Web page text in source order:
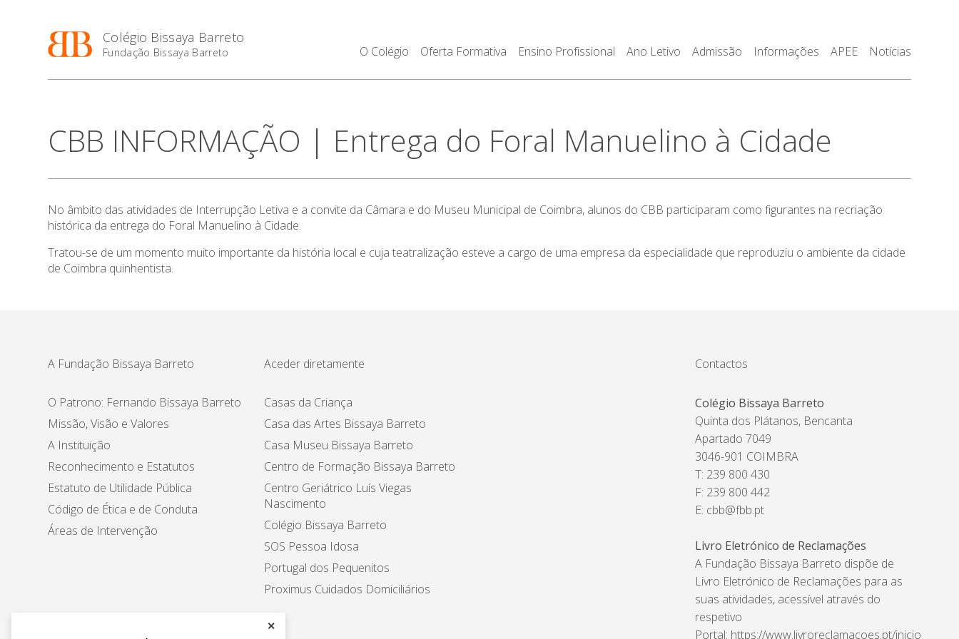
✕
Colégio Bissaya Barreto
Fundação Bissaya Barreto O Colégio Oferta Formativa Ensino Profissional Ano Letivo Admissão Informações APEE Notícias
CBB INFORMAÇÃO | Entrega do Foral Manuelino à Cidade
No âmbito das atividades de Interrupção Letiva e a convite da Câmara e do Museu Municipal de Coimbra, alunos do CBB participaram como figurantes na recriação
histórica da entrega do Foral Manuelino à Cidade.
Tratou-se de um momento muito importante da história local e cuja teatralização esteve a cargo de uma empresa da especialidade que reproduziu o ambiente da cidade
de Coimbra quinhentista.
A Fundação Bissaya Barreto
O Patrono: Fernando Bissaya Barreto
Missão, Visão e Valores
A Instituição
Reconhecimento e Estatutos
Estatuto de Utilidade Pública
Código de Ética e de Conduta
Áreas de Intervenção
Aceder diretamente
Casas da Criança
Casa das Artes Bissaya Barreto
Casa Museu Bissaya Barreto
Centro de Formação Bissaya Barreto
Centro Geriátrico Luís Viegas
Nascimento
Colégio Bissaya Barreto
SOS Pessoa Idosa
Portugal dos Pequenitos
Proximus Cuidados Domiciliários
Contactos
Colégio Bissaya Barreto
Quinta dos Plátanos, Bencanta
Apartado 7049
3046-901 COIMBRA
T: 239 800 430
F: 239 800 442
E: cbb@fbb.pt
Livro Eletrónico de Reclamações
A Fundação Bissaya Barreto dispõe de
Livro Eletrónico de Reclamações para as
suas atividades, acessível através do
respetivo
Portal: https://www.livroreclamacoes.pt/inicio